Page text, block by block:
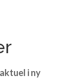
i ny